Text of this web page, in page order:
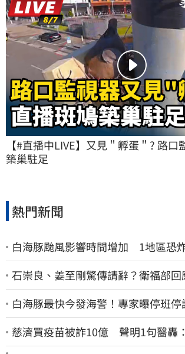
【#直播中LIVE】又見＂孵蛋＂? 路
築巢駐足
熱門新聞
白海豚颱風影響時間增加 1地區恐
石崇良、姜至剛驚傳請辭？衛福部回
白海豚最快今發海警！專家曝停班停
慈濟買疫苗被詐10億 聲明1句醫轟